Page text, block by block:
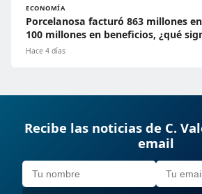
ECONOMÍA
Porcelanosa facturó 863 millones
100 millones en beneficios, ¿qué
Hace 4 días
Recibe las noticias de C.
email